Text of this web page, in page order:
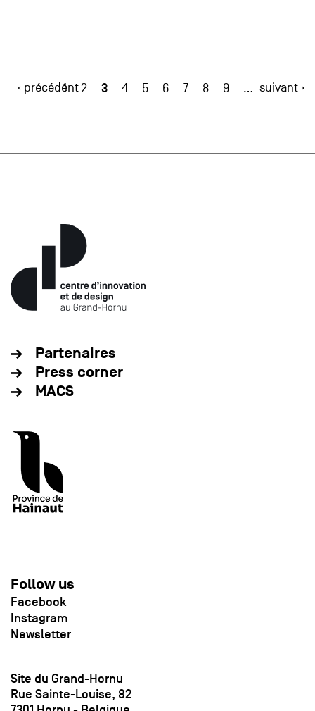
‹ précédent
1 2 3 4 5 6 7 8 9 … suivant ›
Partenaires
Press corner
MACS
Follow us
Facebook
Instagram
Newsletter
Site du Grand-Hornu
Rue Sainte-Louise, 82